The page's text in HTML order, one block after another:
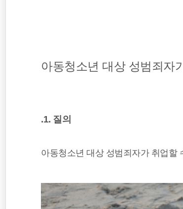
아동청소년 대상 성범죄자
.1. 질의
아동청소년 대상 성범죄자가 취업할